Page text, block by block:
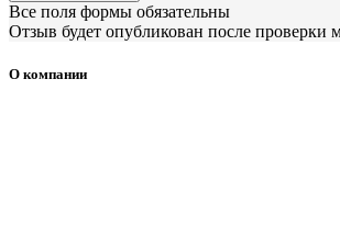
Все поля формы обязательны
Отзыв будет опубликован после проверки
О компании